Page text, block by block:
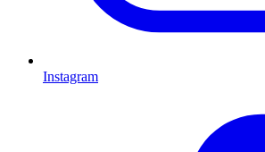
Instagram